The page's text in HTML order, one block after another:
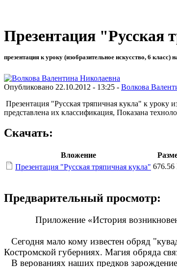
Презентация "Русская
презентация к уроку (изобразительное искусство, 6 класс)
Опубликовано 22.10.2012 - 13:25 - Волкова
Презентация "Русская тряпичная кукла" к уроку
представлена их классификация, Показана
Скачать:
Вложение
Презентация "Русская тряпичная кукла"
Предварительный просмотр:
Приложение «История
Сегодня мало кому известен обряд
Костромской губерниях. Магия обряда
В верованиях наших предков